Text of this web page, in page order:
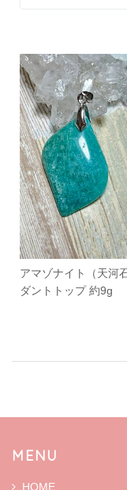
アマゾナイト（天河
ダントトップ 約9g
MENU
HOME